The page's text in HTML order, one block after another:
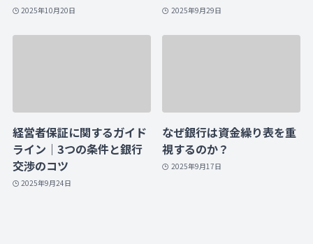
2025年10月20日 2025年9月29日
経営者保証に関するガイド
ライン｜3つの条件と銀行
交渉のコツ
2025年9月24日
なぜ銀行は資金繰り表を重
視するのか？
2025年9月17日